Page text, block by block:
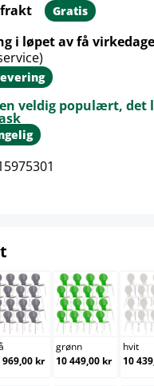
Gratis
i løpet av få
veldig populært, det
grå
969,00 kr
grønn
grønn
10 449,00 kr
hvit
10